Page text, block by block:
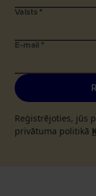
Valsts *
E-mail *
Reģistrējoties, jūs
privātuma politikā